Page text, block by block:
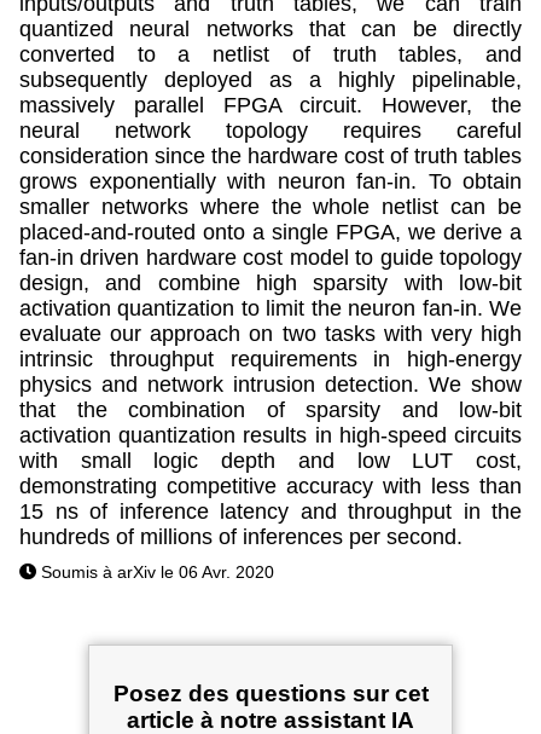
quantized neural networks that can be directly
converted to a netlist of truth tables, and
subsequently deployed as a highly pipelinable,
massively parallel FPGA circuit. However, the
neural network topology requires careful
consideration since the hardware cost of truth tables
grows exponentially with neuron fan-in. To obtain
smaller networks where the whole netlist can be
placed-and-routed onto a single FPGA, we derive a
fan-in driven hardware cost model to guide topology
design, and combine high sparsity with low-bit
activation quantization to limit the neuron fan-in. We
evaluate our approach on two tasks with very high
intrinsic throughput requirements in high-energy
physics and network intrusion detection. We show
that the combination of sparsity and low-bit
activation quantization results in high-speed circuits
with small logic depth and low LUT cost,
demonstrating competitive accuracy with less than
15 ns of inference latency and throughput in the
hundreds of millions of inferences per second.
Soumis à arXiv le 06 Avr. 2020
Posez des questions sur cet
article à notre assistant IA